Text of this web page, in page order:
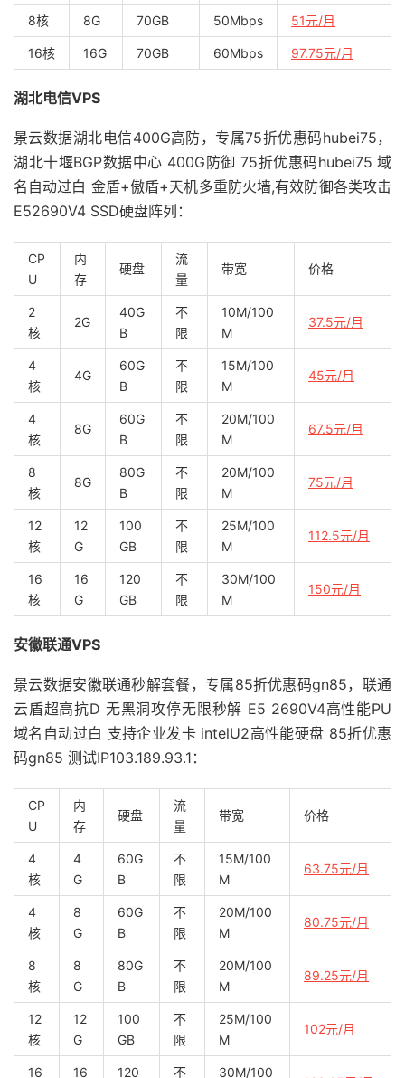
8核 8G 70GB 50Mbps 51元/月
16核 16G 70GB 60Mbps 97.75元/月
湖北电信VPS
景云数据湖北电信400G高防，专属75折优惠码hubei75，
湖北十堰BGP数据中心 400G防御 75折优惠码hubei75 域
名自动过白 金盾+傲盾+天机多重防火墙,有效防御各类攻击
E52690V4 SSD硬盘阵列：
CP
U
内
存
硬盘
流
量
带宽 价格
2
核
2G
40G
B
不
限
10M/100
M
37.5元/月
4
核
4G
60G
B
不
限
15M/100
M
45元/月
4
核
8G
60G
B
不
限
20M/100
M
67.5元/月
8
核
8G
80G
B
不
限
20M/100
M
75元/月
12
核
12
G
100
GB
不
限
25M/100
M
112.5元/月
16
核
16
G
120
GB
不
限
30M/100
M
150元/月
安徽联通VPS
景云数据安徽联通秒解套餐，专属85折优惠码gn85，联通
云盾超高抗D 无黑洞攻停无限秒解 E5 2690V4高性能PU
域名自动过白 支持企业发卡 intelU2高性能硬盘 85折优惠
码gn85 测试IP103.189.93.1：
CP
U
内
存
硬盘
流
量
带宽 价格
4
核
4
G
60G
B
不
限
15M/100
M
63.75元/月
4
核
8
G
60G
B
不
限
20M/100
M
80.75元/月
8
核
8
G
80G
B
不
限
20M/100
M
89.25元/月
12
核
12
G
100
GB
不
限
25M/100
M
102元/月
16
16
120
不
30M/100